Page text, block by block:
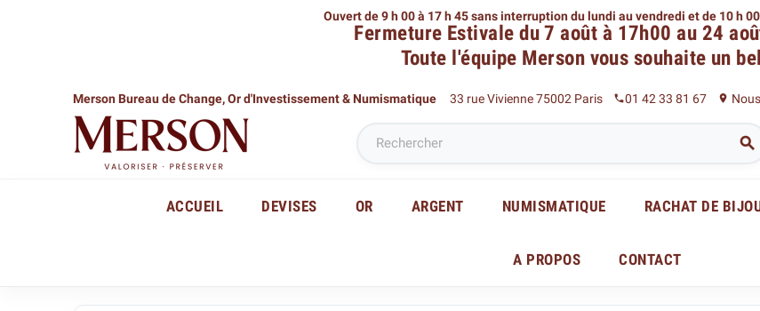
Ouvert de 9 h 00 à 17 h 45 sans interruption du lundi au vendredi et de 10 h
Fermeture Estivale du 7 août à 17h00 au 24
Toute l'équipe Merson vous souhaite un
Merson Bureau de Change, Or d'Investissement & Numismatique 33 rue Vivienne 75002 Paris phone01 42 33 81 67 place

ACCUEIL DEVISES OR ARGENT NUMISMATIQUE RACHAT DE
A PROPOS CONTACT